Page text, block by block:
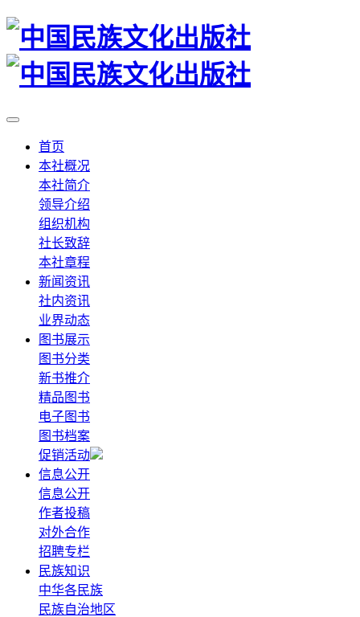
首页
本社概况
本社简介
领导介绍
组织机构
社长致辞
本社章程
新闻资讯
社内资讯
业界动态
图书展示
图书分类
新书推介
精品图书
电子图书
图书档案
促销活动
信息公开
信息公开
作者投稿
对外合作
招聘专栏
民族知识
中华各民族
民族自治地区